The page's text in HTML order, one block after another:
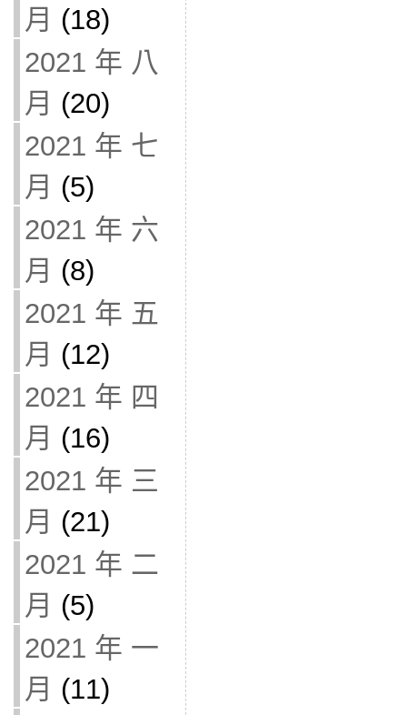
月 (18)
2021 年 八
月 (20)
2021 年 七
月 (5)
2021 年 六
月 (8)
2021 年 五
月 (12)
2021 年 四
月 (16)
2021 年 三
月 (21)
2021 年 二
月 (5)
2021 年 一
月 (11)